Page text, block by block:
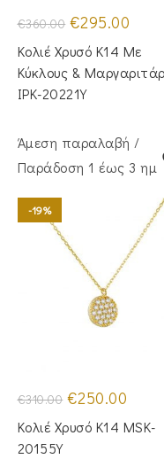
€360.00 Original
price
was:
€360.00.
€295.00
τιμή
είναι:
Κολιέ Χρυσό Κ14 Με
Κύκλους &
IPK-20221Y
Άμεση παραλαβή /
Παράδoση 1 έως 3
-19%
€310.00 Original
price
was:
€310.00.
€250.00
τιμή
είναι:
Κολιέ Χρυσό Κ14 MSK-
20155Y